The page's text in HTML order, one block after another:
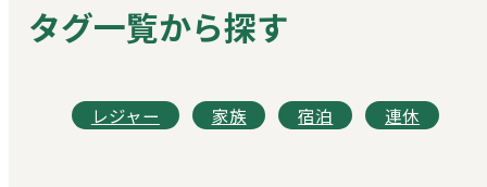
タグ一覧から探す
レジャー 家族 宿泊 連休